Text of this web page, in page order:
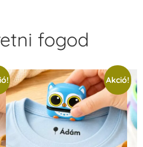
fogod
Akció!